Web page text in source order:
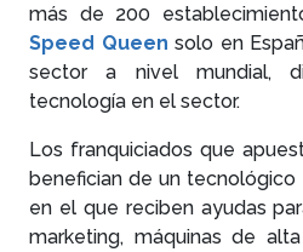
más de 200
Speed Queen solo en
sector a nivel mundial,
tecnología en el sector.
Los franquiciados que
benefician de un
en el que reciben ayudas
marketing, máquinas de